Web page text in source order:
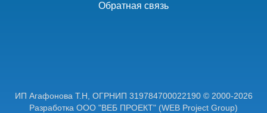
Обратная связь
ИП Агафонова Т.Н, ОГРНИП 319784700022190 © 2000-2026
Разработка ООО "ВЕБ ПРОЕКТ" (WEB Project Group)